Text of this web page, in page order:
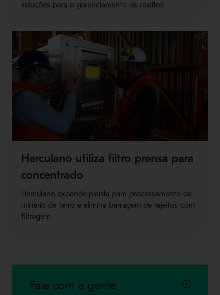
soluções para o gerenciamento de rejeitos.
Herculano utiliza filtro prensa para
concentrado
Herculano expande planta para processamento de
minério de ferro e elimina barragem de rejeitos com
filtragem
Fale com a gente